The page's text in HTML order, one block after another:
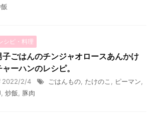
シピ・料理
子ごはんのチンジャオロースあんかけ
ャーハンのレシピ。
2022/2/4 ごはんもの たけのこ ピーマン
炒飯 豚肉